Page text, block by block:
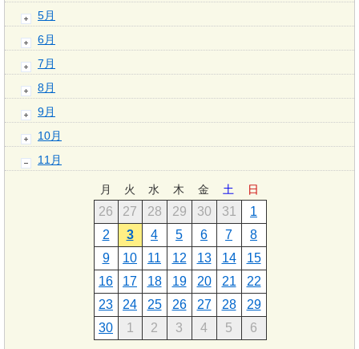
5月
6月
7月
8月
9月
10月
11月
月 火 水 木 金 土 日
26 27 28 29 30 31
1
2
3 4 5 6 7
8
9
10 11 12 13 14
15
16
17 18 19 20 21
22
23
24 25 26 27 28
29
30
1 2 3 4 5 6